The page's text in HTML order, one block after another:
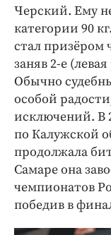
Черский. Ему
категории 90
стал призёром
заняв 2-е
Обычно
особой
исключений. В
по Калужской
продолжала
Самаре она
чемпионатов
победив в